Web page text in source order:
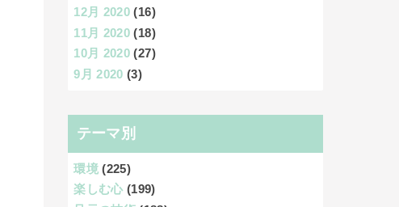
12月 2020 (16)
11月 2020 (18)
10月 2020 (27)
9月 2020 (3)
テーマ別
環境 (225)
楽しむ心 (199)